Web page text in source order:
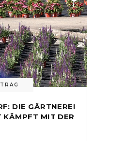
DIE GÄRTNEREI
KÄMPFT MIT DER